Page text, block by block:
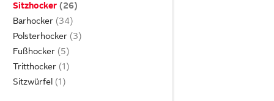
Sitzhocker
Barhocker
Polsterhocker
Fußhocker
Tritthocker
Sitzwürfel